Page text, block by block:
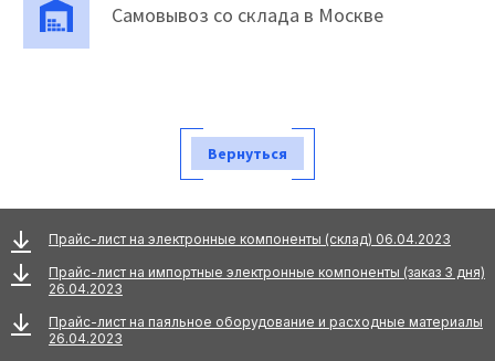
Самовывоз со склада в Москве
Вернуться
Прайс-лист на электронные компоненты (склад) 06.04.2023
Прайс-лист на импортные электронные компоненты (заказ 3 дня)
26.04.2023
Прайс-лист на паяльное оборудование и расходные материалы
26.04.2023